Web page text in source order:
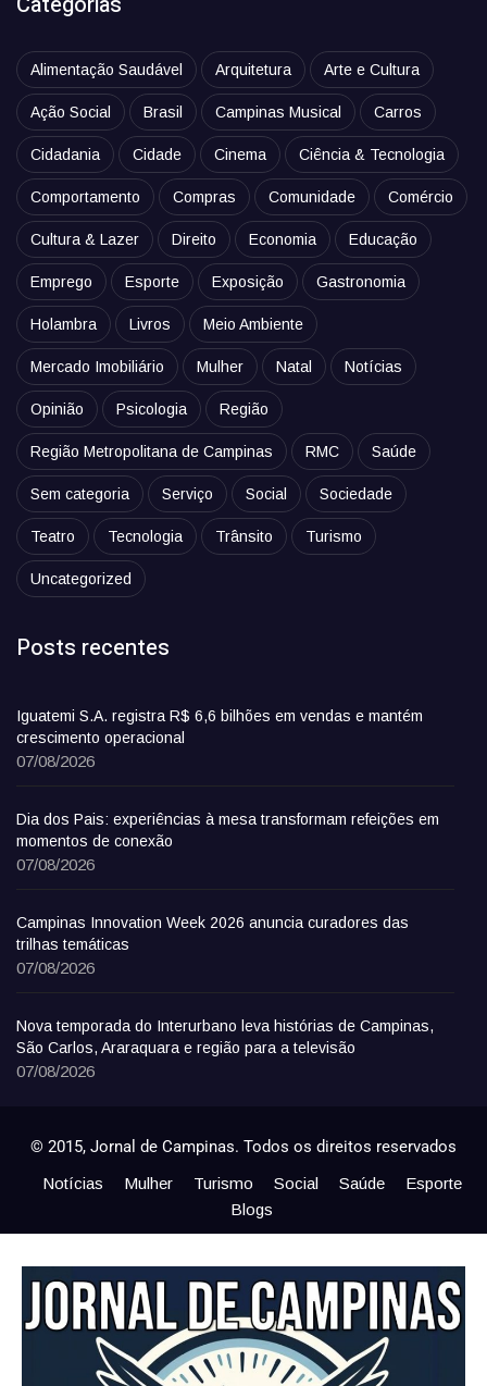
Alimentação Saudável Arquitetura Arte e Cultura
Ação Social Brasil Campinas Musical Carros
Cidadania Cidade Cinema Ciência & Tecnologia
Comportamento Compras Comunidade Comércio
Cultura & Lazer Direito Economia Educação
Emprego Esporte Exposição Gastronomia
Holambra Livros Meio Ambiente
Mercado Imobiliário Mulher Natal Notícias
Opinião Psicologia Região
Região Metropolitana de Campinas RMC Saúde
Sem categoria Serviço Social Sociedade
Teatro Tecnologia Trânsito Turismo
Uncategorized
Posts recentes
Iguatemi S.A. registra R$ 6,6 bilhões em vendas e mantém
crescimento operacional
07/08/2026
Dia dos Pais: experiências à mesa transformam refeições em
momentos de conexão
07/08/2026
Campinas Innovation Week 2026 anuncia curadores das
trilhas temáticas
07/08/2026
Nova temporada do Interurbano leva histórias de Campinas,
São Carlos, Araraquara e região para a televisão
07/08/2026
© 2015, Jornal de Campinas. Todos os direitos reservados
Notícias Mulher Turismo Social Saúde
Esporte
Blogs